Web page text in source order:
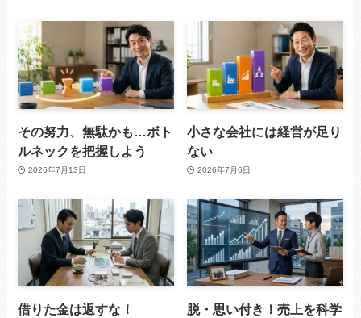
その努力、無駄かも…ボト
ルネックを把握しよう
2026年7月13日
小さな会社には経営が足り
ない
2026年7月6日
借りた金は返すな！
脱・思い付き！売上を科学